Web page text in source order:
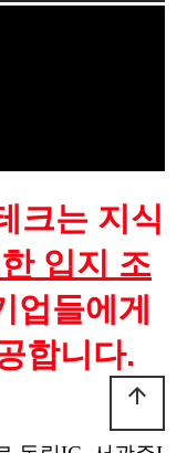
크는 지식
입지 조
업들에게
합니다.
arrow_upward